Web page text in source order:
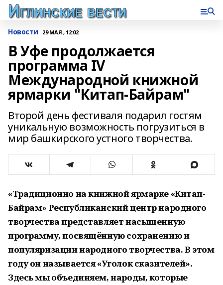
Новости 29 МАЯ , 12:02
В Уфе продолжается
программа IV
Международной книжной
ярмарки "Китап-Байрам"
Второй день фестиваля подарил гостям
уникальную возможность погрузиться в
мир башкирского устного творчества.
«Традиционно на книжной ярмарке «Китап-
Байрам» Республиканский центр народного
творчества представляет насыщенную
программу, посвящённую сохранению и
популяризации народного творчества. В этом
году он называется «Уголок сказителей».
Здесь мы объединяем, народы, которые